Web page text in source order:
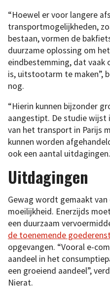
“Hoewel er voor langere
transportmogelijkheden,
bestaan, vormen de
duurzame oplossing om
eindbestemming, dat vaak
is, uitstootarm te maken”,
nog.
“Hierin kunnen bijzonder
aangestipt. De studie
van het transport in Parijs
kunnen worden
ook een aantal
Uitdagingen
Gewag wordt gemaakt
moeilijkheid. Enerzijds
een duurzaam
de toenemende
opgevangen. “Vooral e-
aandeel in het
een groeiend aandeel”,
Nierat.